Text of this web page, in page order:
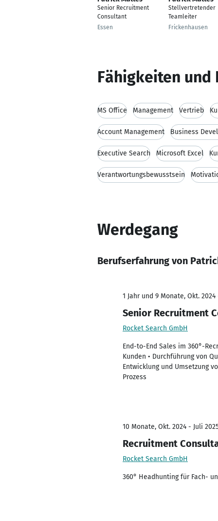
Senior Recruitment
Consultant
Essen
Stellvertretender
Teamleiter
Frickenhausen
Fähigkeiten und
MS Office Management Vertrieb
Account Management Business
Executive Search Microsoft Excel
Verantwortungsbewusstsein
Werdegang
Berufserfahrung von
1 Jahr und 9 Monate, Okt. 2024
Senior Recruitment
Rocket Search GmbH
End-to-End Sales im 360°-
Kunden • Durchführung von
Entwicklung und Umsetzung
Prozess
10 Monate, Okt. 2024 - Juli
Recruitment
Rocket Search GmbH
360° Headhunting für Fach-